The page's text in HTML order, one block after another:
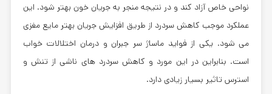
نواحی خاص آزاد کند و در نتیجه منجر به جریان خون بهتر شود. این
عملکرد موجب کاهش سردرد از طریق افزایش جریان بهتر مایع مغزی
می شود. یکی از فواید ماساژ سر جبران و درمان اختلالات خواب
است. بنابراین در این مورد و کاهش سردرد های ناشی از تنش و
استرس تاثیر بسیار زیادی دارد.